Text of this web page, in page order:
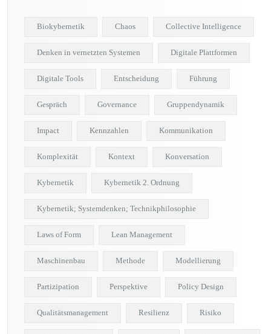
Biokybernetik Chaos Collective Intelligence
Denken in vernetzten Systemen Digitale Plattformen
Digitale Tools Entscheidung Führung
Gespräch Governance Gruppendynamik
Impact Kennzahlen Kommunikation
Komplexität Kontext Konversation
Kybernetik Kybernetik 2. Ordnung
Kybernetik; Systemdenken; Technikphilosophie
Laws of Form Lean Management
Maschinenbau Methode Modellierung
Partizipation Perspektive Policy Design
Qualitätsmanagement Resilienz Risiko